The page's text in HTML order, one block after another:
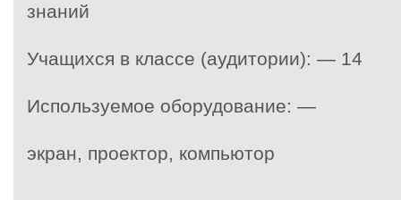
знаний
Учащихся в классе (аудитории): — 14
Используемое оборудование: —
экран, проектор, компьютор